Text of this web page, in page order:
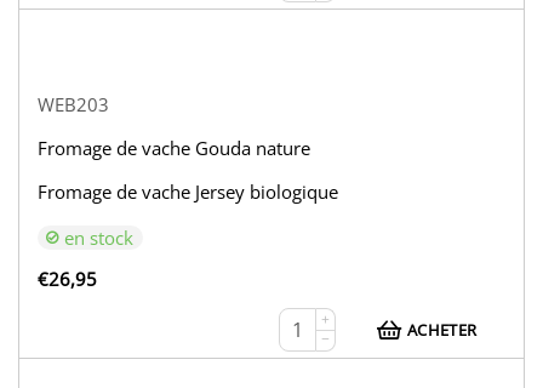
WEB203
Fromage de vache Gouda nature
Fromage de vache Jersey biologique
en stock
€26,95
+
−
ACHETER